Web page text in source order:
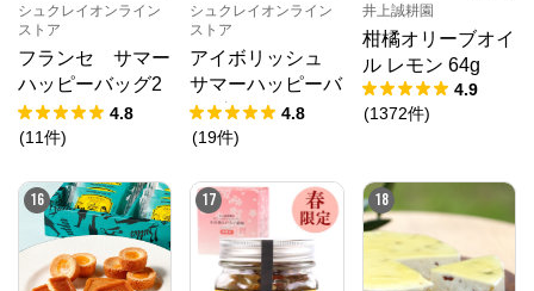
シュクレイオンライン
ストア
フランセ サマー
ハッピーバッグ2
026
4.8
(11件)
シュクレイオンライン
ストア
アイボリッシュ
サマーハッピーバ
ッグ2026 4.8
(19件)
井上誠耕園
柑橘オリーブオイ
ル レモン 64g
4.9
(1372件)
16 17 18